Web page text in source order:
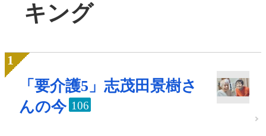
キング
「要介護5」志茂田景樹さ
んの今 106